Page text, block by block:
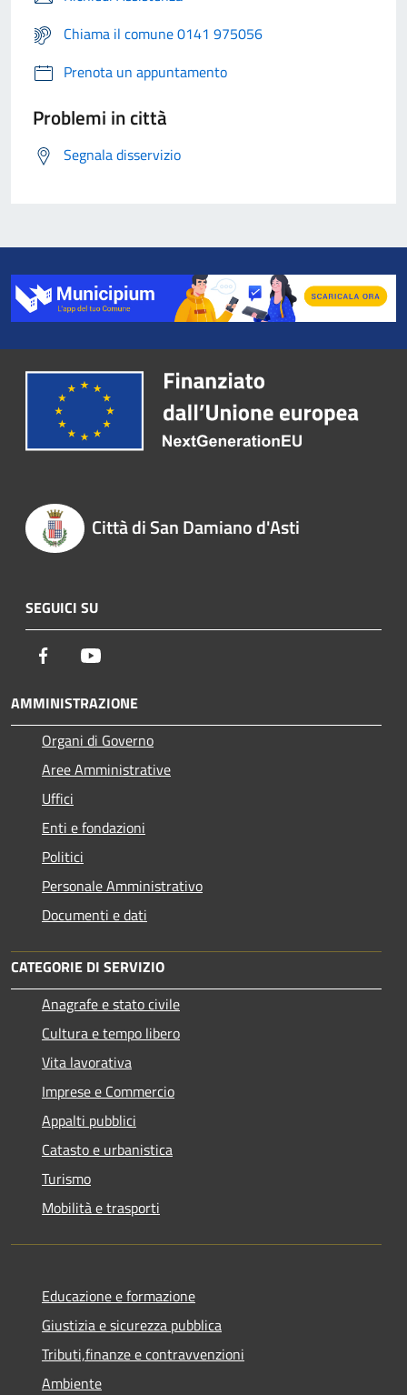
Chiama il comune 0141 975056
Prenota un appuntamento
Problemi in città
Segnala disservizio
Città di San Damiano d'Asti
SEGUICI SU
Facebook
AMMINISTRAZIONE
Organi di Governo
Aree Amministrative
Uffici
Enti e fondazioni
Politici
Personale Amministrativo
Documenti e dati
CATEGORIE DI SERVIZIO
Anagrafe e stato civile
Cultura e tempo libero
Vita lavorativa
Imprese e Commercio
Appalti pubblici
Catasto e urbanistica
Turismo
Mobilità e trasporti
Educazione e formazione
Giustizia e sicurezza pubblica
Tributi,finanze e contravvenzioni
Ambiente